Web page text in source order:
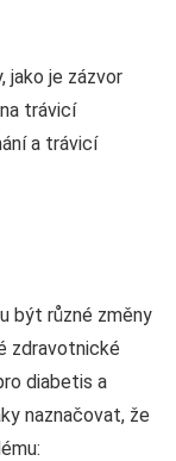
jako je zázvor
trávicí
a trávicí
být různé změny
zdravotnické
diabetis a
naznačovat, že